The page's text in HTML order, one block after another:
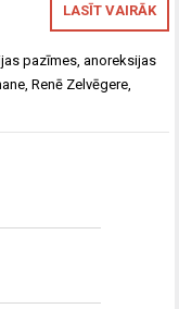
LASĪT VAIRĀK
pazīmes ,anoreksijas
,Renē Zelvēgere